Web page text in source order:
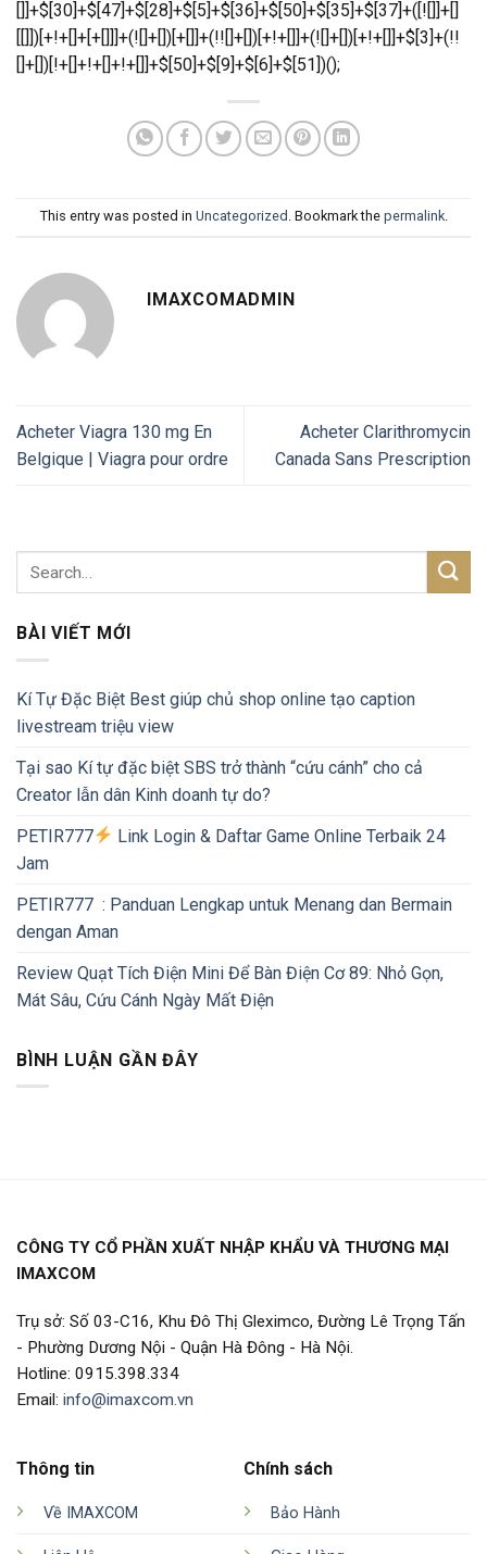
This entry was posted in Uncategorized . Bookmark the permalink.
IMAXCOMADMIN
Acheter Viagra 130 mg En
Belgique | Viagra pour ordre
Acheter Clarithromycin
Canada Sans Prescription
BÀI VIẾT MỚI
Kí Tự Đặc Biệt Best giúp chủ shop online tạo caption
livestream triệu view
Tại sao Kí tự đặc biệt SBS trở thành “cứu cánh” cho cả
Creator lẫn dân Kinh doanh tự do?
PETIR777
Link Login & Daftar Game Online Terbaik 24
Jam
PETIR777 : Panduan Lengkap untuk Menang dan Bermain
dengan Aman
Review Quạt Tích Điện Mini Để Bàn Điện Cơ 89: Nhỏ Gọn,
Mát Sâu, Cứu Cánh Ngày Mất Điện
BÌNH LUẬN GẦN ĐÂY
CÔNG TY CỔ PHẦN XUẤT NHẬP KHẨU VÀ THƯƠNG MẠI
IMAXCOM
Trụ sở: Số 03-C16, Khu Đô Thị Gleximco, Đường Lê Trọng Tấn
- Phường Dương Nội - Quận Hà Đông - Hà Nội.
Hotline: 0915.398.334
Email: info@imaxcom.vn
Thông tin
Về IMAXCOM
Chính sách
Bảo Hành